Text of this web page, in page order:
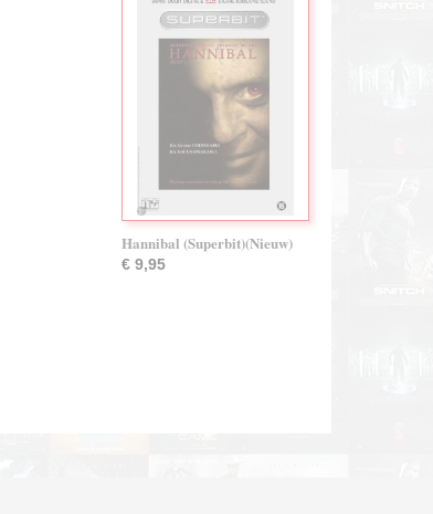
Hannibal (Superbit)(Nieuw)
€ 9,95